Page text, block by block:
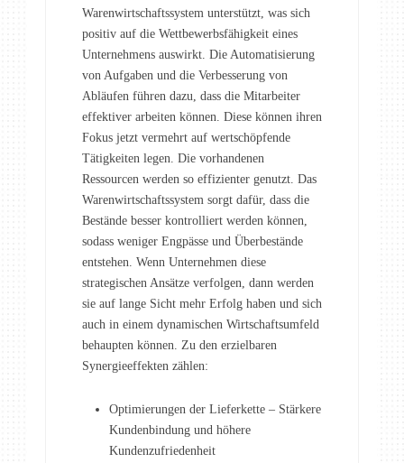
Warenwirtschaftssystem unterstützt, was sich
positiv auf die Wettbewerbsfähigkeit eines
Unternehmens auswirkt. Die Automatisierung
von Aufgaben und die Verbesserung von
Abläufen führen dazu, dass die Mitarbeiter
effektiver arbeiten können. Diese können ihren
Fokus jetzt vermehrt auf wertschöpfende
Tätigkeiten legen. Die vorhandenen
Ressourcen werden so effizienter genutzt. Das
Warenwirtschaftssystem sorgt dafür, dass die
Bestände besser kontrolliert werden können,
sodass weniger Engpässe und Überbestände
entstehen. Wenn Unternehmen diese
strategischen Ansätze verfolgen, dann werden
sie auf lange Sicht mehr Erfolg haben und sich
auch in einem dynamischen Wirtschaftsumfeld
behaupten können. Zu den erzielbaren
Synergieeffekten zählen:
Optimierungen der Lieferkette – Stärkere
Kundenbindung und höhere
Kundenzufriedenheit